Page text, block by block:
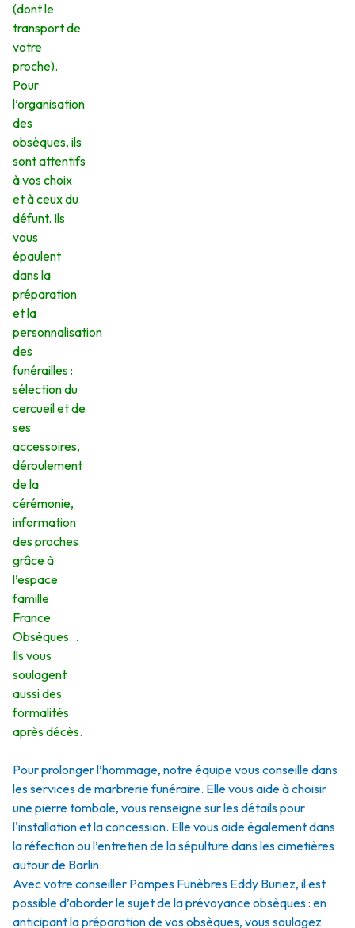
(dont le
transport de
votre
proche).
Pour
l’organisation
des
obsèques, ils
sont attentifs
à vos choix
et à ceux du
défunt. Ils
vous
épaulent
dans la
préparation
et la
personnalisation
des
funérailles :
sélection du
cercueil et de
ses
accessoires,
déroulement
de la
cérémonie,
information
des proches
grâce à
l’espace
famille
France
Obsèques…
Ils vous
soulagent
aussi des
formalités
après décès.
Pour prolonger l’hommage, notre équipe vous conseille dans
les services de marbrerie funéraire. Elle vous aide à choisir
une pierre tombale, vous renseigne sur les détails pour
l'installation et la concession. Elle vous aide également dans
la réfection ou l’entretien de la sépulture dans les cimetières
autour de Barlin.
Avec votre conseiller Pompes Funèbres Eddy Buriez, il est
possible d’aborder le sujet de la prévoyance obsèques : en
anticipant la préparation de vos obsèques, vous soulagez